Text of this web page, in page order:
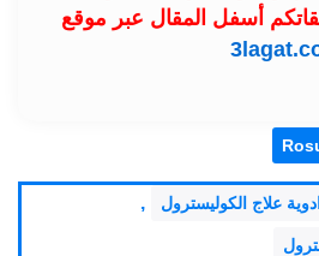
أسفل المقال عبر موقع
علاج الكوليسترول ,